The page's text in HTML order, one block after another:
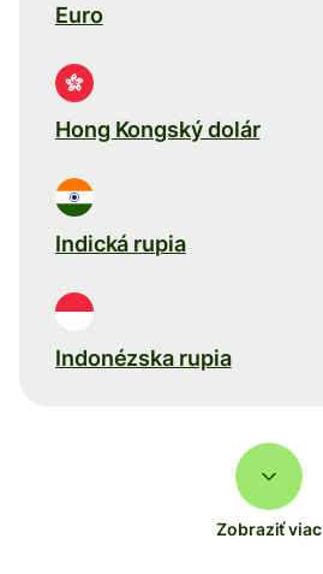
Euro
Hong Kongský dolár
Indická rupia
Indonézska rupia
Zobraziť viac